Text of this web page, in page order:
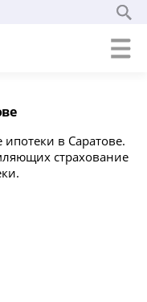
ипотеки в Саратове.
страхование